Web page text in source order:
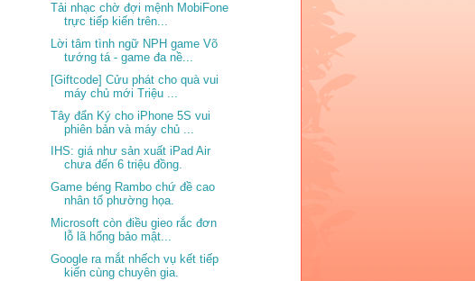
Tải nhạc chờ đợi mệnh MobiFone
trực tiếp kiến trên...
Lời tâm tình ngữ NPH game Võ
tướng tá - game đa nề...
[Giftcode] Cửu phát cho quà vui
máy chủ mới Triệu ...
Tây đẩn Ký cho iPhone 5S vui
phiên bản và máy chủ ...
IHS: giá như sản xuất iPad Air
chưa đến 6 triệu đồng.
Game béng Rambo chứ đề cao
nhân tố phường họa.
Microsoft còn điều gieo rắc đơn
lỗ lã hổng bảo mật...
Google ra mắt nhếch vụ kết tiếp
kiến cùng chuyên gia.